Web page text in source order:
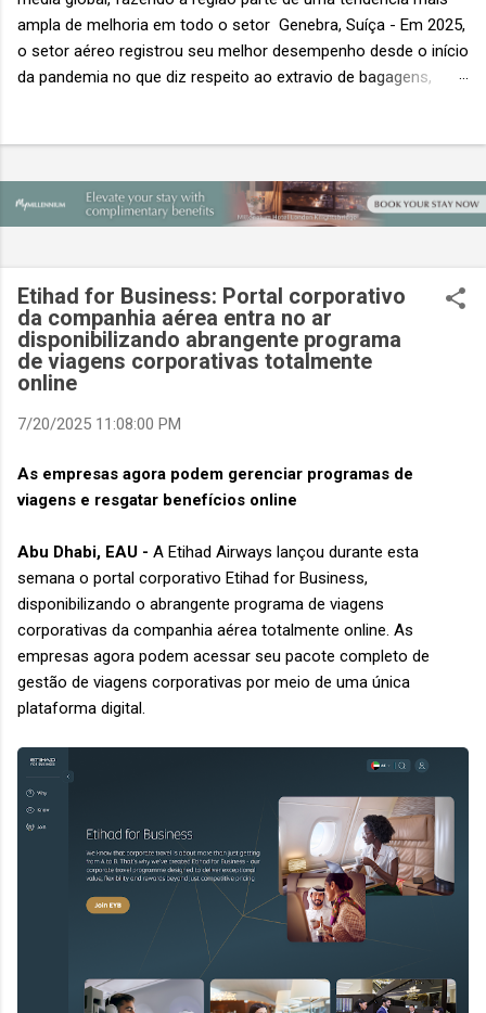
ampla de melhoria em todo o setor Genebra, Suíça - Em 2025,
o setor aéreo registrou seu melhor desempenho desde o início
da pandemia no que diz respeito ao extravio de bagagens,
“Baggage IT Insights” de 2026 da SITA, a 20ª edição anual
desse importante estudo de referência à indústria. (© SITA)
custa ao setor US$ 6,3 bilhões anualmente. Cada mala
extraviada acarreta um custo médio de US$ 260. Com um
lucro líquido médio de apenas US$ 8 por passageiro, uma mala
extraviada anula o lucro de mais de 30 assentos vendidos, e
cinco anulam o lucro de um voo inteiro. O núme...
Etihad for Business: Portal corporativo
da companhia aérea entra no ar
disponibilizando abrangente programa
de viagens corporativas totalmente
online
7/20/2025 11:08:00 PM
As empresas agora podem gerenciar programas de
viagens e resgatar benefícios online
Abu Dhabi, EAU - A Etihad Airways lançou durante esta
semana o portal corporativo Etihad for Business,
disponibilizando o abrangente programa de viagens
corporativas da companhia aérea totalmente online. As
empresas agora podem acessar seu pacote completo de
gestão de viagens corporativas por meio de uma única
plataforma digital.